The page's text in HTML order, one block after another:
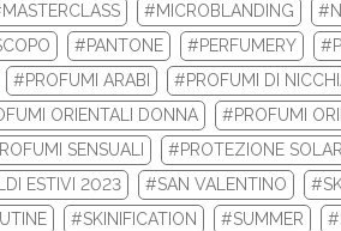
LEGGI DI PIÙ
#MICROBLANDING
#PANTONE #PERFUMERY
#PROFUMI ARABI
#PROFUMI DI
ORIENTALI DONNA
#PROFUMI
SENSUALI #PROTEZIONE
ESTIVI 2023 #SAN VALENTINO
#SKINIFICATION #SUMMER